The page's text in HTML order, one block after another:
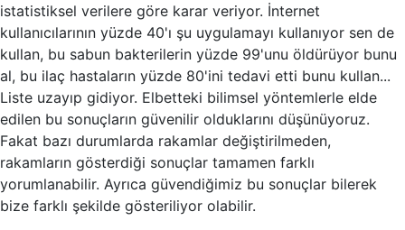
istatistiksel verilere göre karar veriyor. İnternet
kullanıcılarının yüzde 40'ı şu uygulamayı kullanıyor sen de
kullan, bu sabun bakterilerin yüzde 99'unu öldürüyor bunu
al, bu ilaç hastaların yüzde 80'ini tedavi etti bunu kullan...
Liste uzayıp gidiyor. Elbetteki bilimsel yöntemlerle elde
edilen bu sonuçların güvenilir olduklarını düşünüyoruz.
Fakat bazı durumlarda rakamlar değiştirilmeden,
rakamların gösterdiği sonuçlar tamamen farklı
yorumlanabilir. Ayrıca güvendiğimiz bu sonuçlar bilerek
bize farklı şekilde gösteriliyor olabilir.